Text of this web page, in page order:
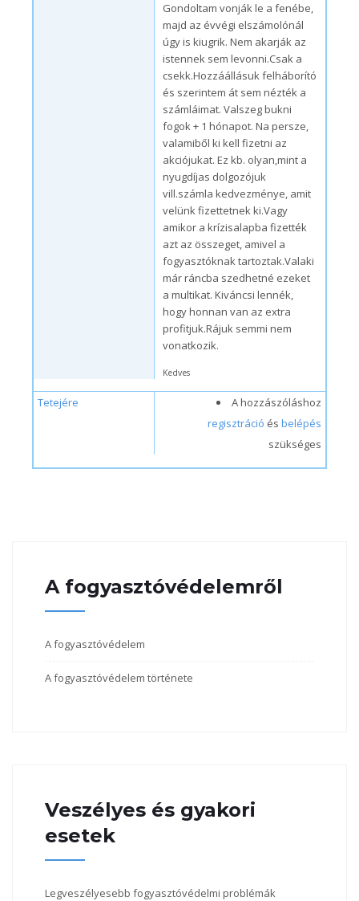
Gondoltam vonják le a fenébe,
majd az évvégi elszámolónál
úgy is kiugrik. Nem akarják az
istennek sem levonni.Csak a
csekk.Hozzáállásuk felháborító
és szerintem át sem nézték a
számláimat. Valszeg bukni
fogok + 1 hónapot. Na persze,
valamiből ki kell fizetni az
akciójukat. Ez kb. olyan,mint a
nyugdíjas dolgozójuk
vill.számla kedvezménye, amit
velünk fizettetnek ki.Vagy
amikor a krízisalapba fizették
azt az összeget, amivel a
fogyasztóknak tartoztak.Valaki
már ráncba szedhetné ezeket
a multikat. Kiváncsi lennék,
hogy honnan van az extra
profitjuk.Rájuk semmi nem
vonatkozik.
Kedves
Tetejére
A hozzászóláshoz
regisztráció és belépés
szükséges
A fogyasztóvédelemről
A fogyasztóvédelem
A fogyasztóvédelem története
Veszélyes és gyakori
esetek
Legveszélyesebb fogyasztóvédelmi problémák